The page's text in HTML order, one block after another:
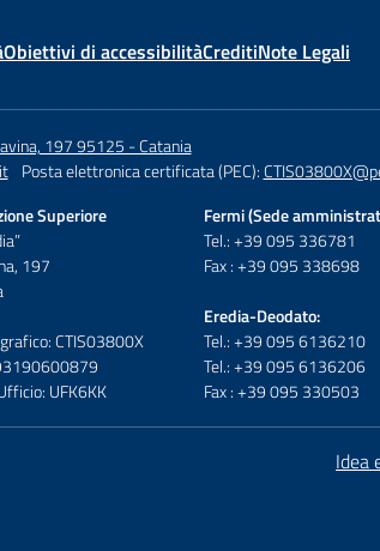
Obiettivi di accessibilitàCreditiNote Legali
197 95125 - Catania
Posta elettronica certificata (PEC):
Superiore
197
CTIS03800X
UFK6KK
Fermi (Sede
Tel.: +39 095 336781
Fax : +39 095 338698
Eredia-Deodato:
Tel.: +39 095 6136210
Tel.: +39 095 6136206
Fax : +39 095 330503
Idea